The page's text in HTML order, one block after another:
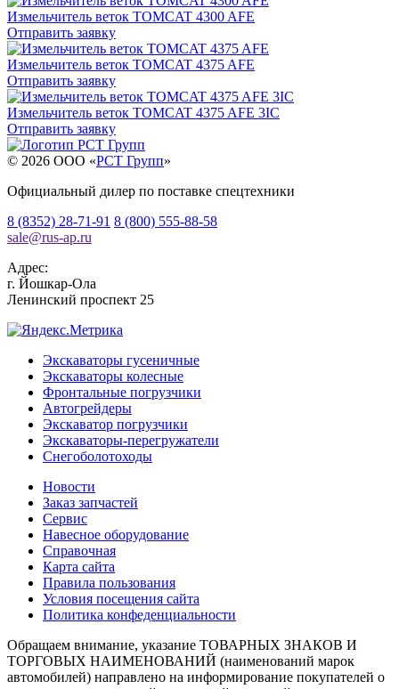
Измельчитель веток TOMCAT 4300 AFE
Отправить заявку
Измельчитель веток TOMCAT 4375 AFE
Отправить заявку
Измельчитель веток TOMCAT 4375 AFE 3IC
Отправить заявку
© 2026 OOO «РСТ Групп»
Официальный дилер по поставке спецтехники
8 (8352) 28-71-91 8 (800) 555-88-58
sale@rus-ap.ru
Адрес:
г. Йошкар-Ола
Ленинский проспект 25
Экскаваторы гусеничные
Экскаваторы колесные
Фронтальные погрузчики
Автогрейдеры
Экскаватор погрузчики
Экскаваторы-перегружатели
Снегоболотоходы
Новости
Заказ запчастей
Сервис
Навесное оборудование
Справочная
Карта сайта
Правила пользования
Условия посещения сайта
Политика конфеденциальности
Обращаем внимание, указание ТОВАРНЫХ ЗНАКОВ И
ТОРГОВЫХ НАИМЕНОВАНИЙ (наименований марок
автомобилей) направлено на информирование покупателей о